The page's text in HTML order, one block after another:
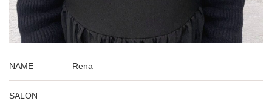
NAME Rena
SALON